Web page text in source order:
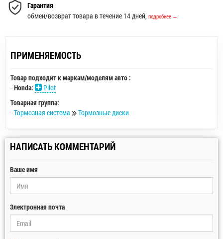
Гарантия
обмен/возврат товара в течение 14 дней, подробнее →
ПРИМЕНЯЕМОСТЬ
Товар подходит к маркам/моделям авто :
-Honda:
Pilot
Товарная группа:
-Тормозная система Тормозные диски
НАПИСАТЬ КОММЕНТАРИЙ
Ваше имя
Электронная почта